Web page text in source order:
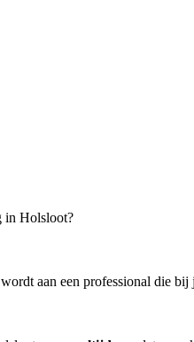
in Holsloot?
aan een professional die bij